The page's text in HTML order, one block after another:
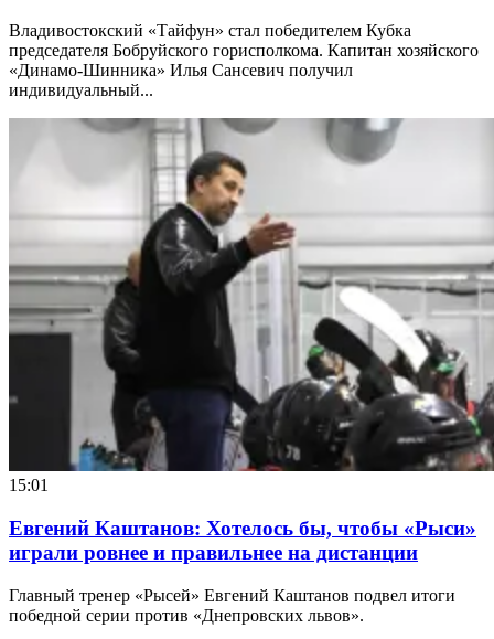
Владивостокский «Тайфун» стал победителем Кубка
председателя Бобруйского горисполкома. Капитан хозяйского
«Динамо-Шинника» Илья Сансевич получил
индивидуальный...
15:01
Евгений Каштанов: Хотелось бы, чтобы «Рыси»
играли ровнее и правильнее на дистанции
Главный тренер «Рысей» Евгений Каштанов подвел итоги
победной серии против «Днепровских львов».